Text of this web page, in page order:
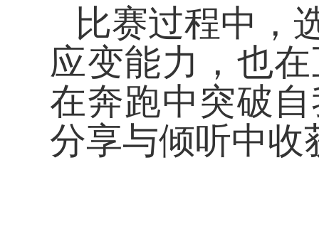
比赛过程中，
应变能力，也
在奔跑中突破
分享与倾听中收